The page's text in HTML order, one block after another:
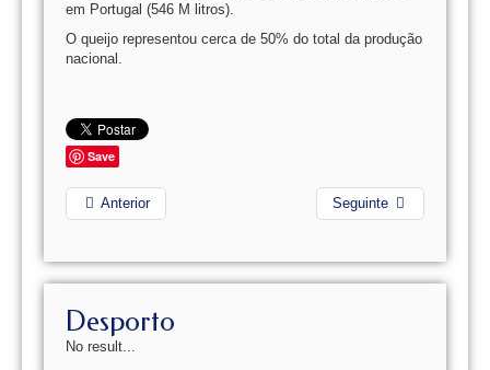
em Portugal (546 M litros).
O queijo representou cerca de 50% do total da produção
nacional.
Save
Anterior Seguinte
Desporto
No result...